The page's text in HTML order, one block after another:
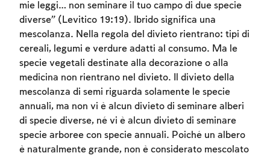
mie leggi… non seminare il tuo campo di due specie
diverse” (Levitico 19:19). Ibrido significa una
mescolanza. Nella regola del divieto rientrano: tipi di
cereali, legumi e verdure adatti al consumo. Ma le
specie vegetali destinate alla decorazione o alla
medicina non rientrano nel divieto. Il divieto della
mescolanza di semi riguarda solamente le specie
annuali, ma non vi è alcun divieto di seminare alberi
di specie diverse, né vi è alcun divieto di seminare
specie arboree con specie annuali. Poiché un albero
è naturalmente grande, non è considerato mescolato
Account required
To mark concepts as learned, you'll need